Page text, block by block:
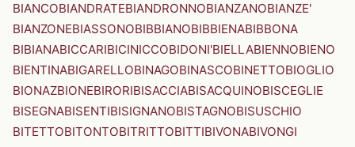
BIANCOBIANDRATEBIANDRONNOBIANZANOBIANZE'
BIANZONEBIASSONOBIBBIANOBIBBIENABIBBONA
BIBIANABICCARIBICINICCOBIDONI'BIELLABIENNOBIENO
BIENTINABIGARELLOBINAGOBINASCOBINETTOBIOGLIO
BIONAZBIONEBIRORIBISACCIABISACQUINOBISCEGLIE
BISEGNABISENTIBISIGNANOBISTAGNOBISUSCHIO
BITETTOBITONTOBITRITTOBITTIBIVONABIVONGI